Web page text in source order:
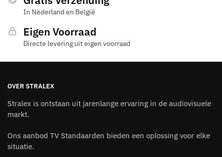
In Nederland en België
Eigen Voorraad
Directe levering uit eigen voorraad
OVER STRALEX
Stralex is ontstaan uit jarenlange ervaring in de audiovisuele
markt.
Ons aanbod TV Standaarden bieden een oplossing voor elke
situatie.